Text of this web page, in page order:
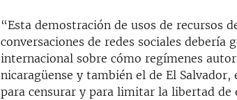
“Esta demostración de usos de recursos
conversaciones de redes sociales
internacional sobre cómo regímenes
nicaragüense y también el de El
para censurar y para limitar la libertad de